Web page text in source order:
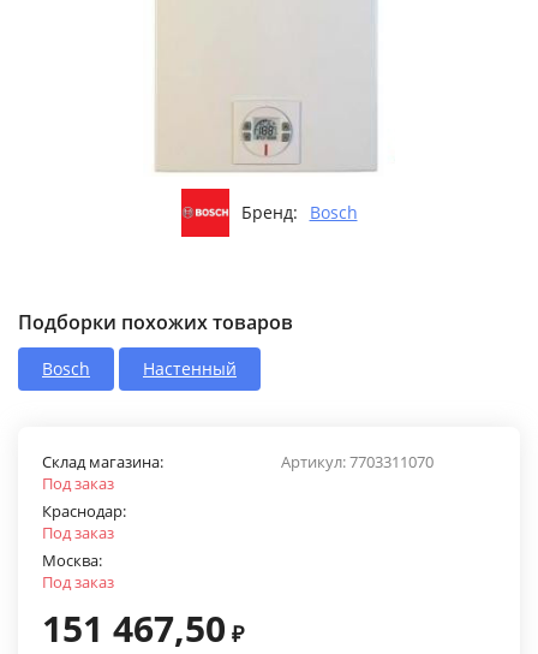
Бренд: Bosch
Подборки похожих товаров
Bosch Настенный
Артикул:7703311070
Склад магазина:
Под заказ
Краснодар:
Под заказ
Москва:
Под заказ
151 467,50 ₽